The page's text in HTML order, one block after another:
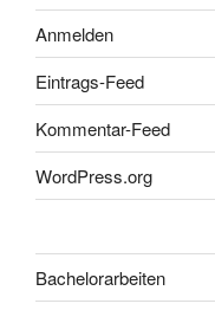
Anmelden
Eintrags-Feed
Kommentar-Feed
WordPress.org
Bachelorarbeiten